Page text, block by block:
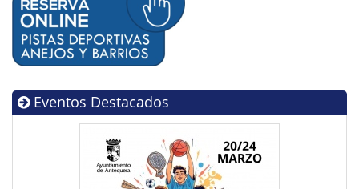
Eventos Destacados